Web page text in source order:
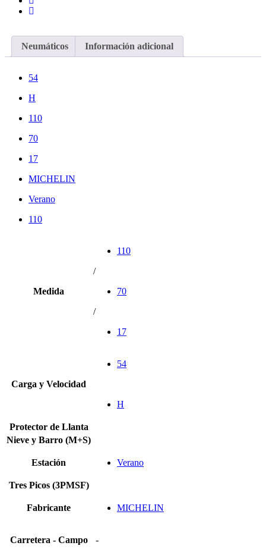
Neumáticos Información adicional
54
H
110
70
17
MICHELIN
Verano
110
Medida
110
/
70
/
17
Carga y Velocidad
54
H
Protector de Llanta
Nieve y Barro (M+S)
Estación Verano
Tres Picos (3PMSF)
Fabricante MICHELIN
Carretera - Campo -